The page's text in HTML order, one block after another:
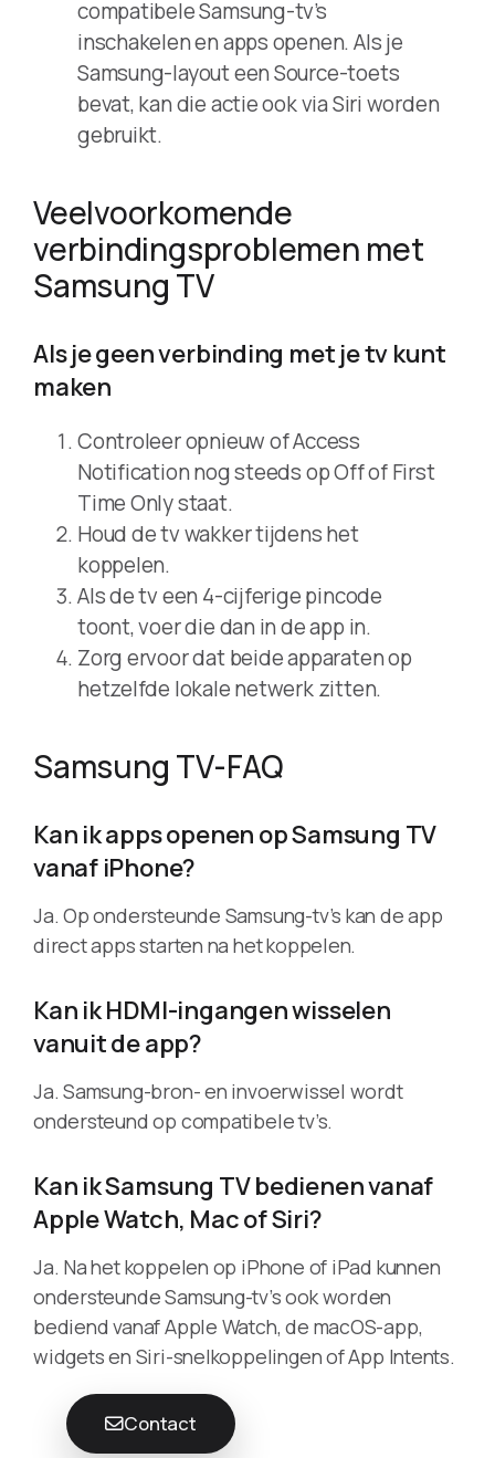
compatibele Samsung-tv’s
inschakelen en apps openen. Als je
Samsung-layout een Source-toets
bevat, kan die actie ook via Siri worden
gebruikt.
Veelvoorkomende
verbindingsproblemen met
Samsung TV
Als je geen verbinding met je tv kunt
maken
Controleer opnieuw of Access
Notification nog steeds op Off of First
Time Only staat.
Houd de tv wakker tijdens het
koppelen.
Als de tv een 4-cijferige pincode
toont, voer die dan in de app in.
Zorg ervoor dat beide apparaten op
hetzelfde lokale netwerk zitten.
Samsung TV-FAQ
Kan ik apps openen op Samsung TV
vanaf iPhone?
Ja. Op ondersteunde Samsung-tv’s kan de app
direct apps starten na het koppelen.
Kan ik HDMI-ingangen wisselen
vanuit de app?
Ja. Samsung-bron- en invoerwissel wordt
ondersteund op compatibele tv’s.
Kan ik Samsung TV bedienen vanaf
Apple Watch, Mac of Siri?
Ja. Na het koppelen op iPhone of iPad kunnen
ondersteunde Samsung-tv’s ook worden
bediend vanaf Apple Watch, de macOS-app,
widgets en Siri-snelkoppelingen of App Intents.
Contact